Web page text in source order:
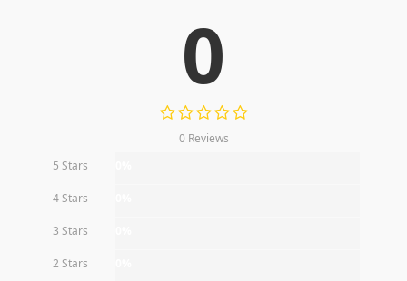
0
0 Reviews
5 Stars
4 Stars
3 Stars
2 Stars